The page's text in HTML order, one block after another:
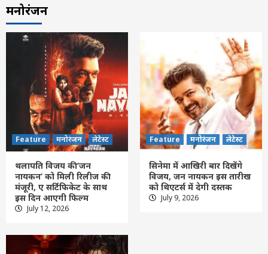
मनोरंजन
Feature मनोरंजन लेटेस्ट
थलापति विजय की ‘जन
नायकन’ को मिली रिलीज की
मंजूरी, ए सर्टिफिकेट के साथ
इस दिन आएगी फिल्म
July 12, 2026
Feature मनोरंजन लेटेस्ट
सिनेमा में आखिरी बार दिखेंगे
विजय, जन नायकन इस तारीख
को थिएटर्स में देगी दस्तक
July 9, 2026
Feature
Aaj ka Rashifal 6 August 2026: कैसा रहेगा
अपना भविष्यफल